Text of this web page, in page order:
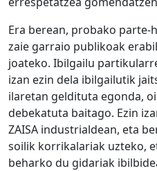
Era berean, probako
zaie garraio publikoak
joateko. Ibilgailu
izan ezin dela ibilgailutik
ilaretan geldituta egonda,
debekatuta baitago. Ezin
ZAISA industrialdean, eta
soilik korrikalariak uzteko,
beharko du gidariak